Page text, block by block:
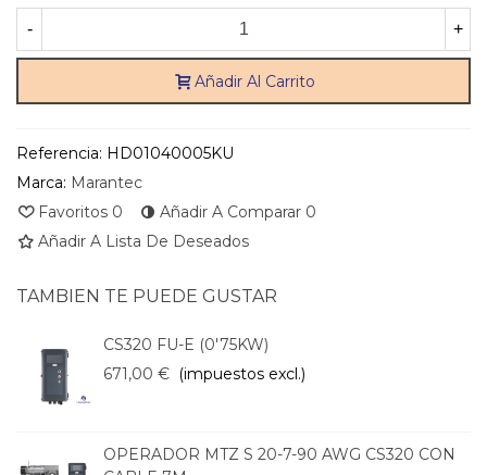
- +
Añadir Al Carrito
Referencia: HD01040005KU
Marca: Marantec
Favoritos 0 Añadir A Comparar 0
Añadir A Lista De Deseados
TAMBIEN TE PUEDE GUSTAR
CS320 FU-E (0'75KW)
671,00 € (impuestos excl.)
OPERADOR MTZ S 20-7-90 AWG CS320 CON